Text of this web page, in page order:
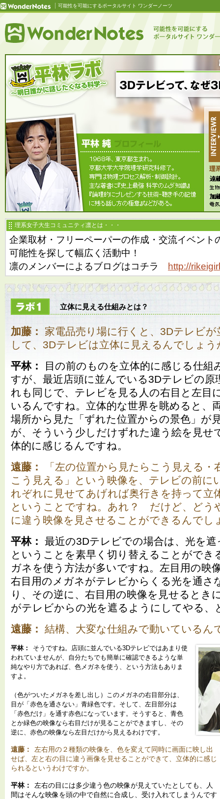
可能性を可能にするポータルサイト ワンダーノーツ
理系女子大生コミュニティ凛とは・・・
企業取材・フリーペーパーの作成・交流イベント
可能性を探して幅広く活動中！
凛のメンバーによるブログはコチラ http://
立体に見える仕組みとは？
加藤：
家電品売り場に行くと、3Dテレビ
して、3Dテレビは立体に見えるんでしょう
平林：
目の前のものを立体的に感じる仕組
すが、最近店頭に並んでいる3Dテレビの原
れも同じで、テレビを見る人の右目と左目
いるんですね。立体的な世界を眺めると、
場所から見た「ずれた位置からの景色」が
が、そういう少しだけずれた違う絵を見せ
体的に感じるんですね。
遠藤：
「左の位置から見たらこう見える
こう見える」という映像を、テレビの前に
れぞれに見せてあげれば奥行きを持って立
ということですね。あれ？ だけど、どう
に違う映像を見させることができるんでし
平林：
最近の3Dテレビでの場合は、光を
ということを素早く切り替えることができ
ガネを使う方法が多いですね。左目用の映
右目用のメガネがテレビからくる光を通さ
り、その逆に、右目用の映像を見せるとき
がテレビからの光を遮るようにしてやる、
遠藤：
結構、大変な仕組みで動いているん
平林：
そうですね。店頭に並んでいる3Dテレビではあまり使
われていませんが、自分たちでも簡単に確認できるような単
純なやり方であれば、色メガネを使う、という方法もありま
すよ。
（色がついたメガネを差し出し）このメガネの右目部分は、
目が「赤色を通さない」青緑色です。そして、左目部分は
「赤色だけ」を通す赤色になっています。そうすると、青色
とか緑色の映像なら右目だけが見ることができますし、その
逆に、赤色の映像なら左目だけから見えるわけです。
遠藤：
左右用の２種類の映像を、色を変えて同時に画面に映し出
せば、左と右の目に違う画像を見せることができて、立体的に感じ
られるというわけですか。
平林：
左右の目には多少違う色の映像が見えていたとしても、人
間はそんな映像を頭の中で自然に合成し、受け入れてしまうんです